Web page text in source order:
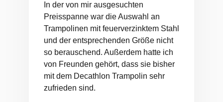
In der von mir ausgesuchten
Preisspanne war die Auswahl an
Trampolinen mit feuerverzinktem Stahl
und der entsprechenden Größe nicht
so berauschend. Außerdem hatte ich
von Freunden gehört, dass sie bisher
mit dem Decathlon Trampolin sehr
zufrieden sind.